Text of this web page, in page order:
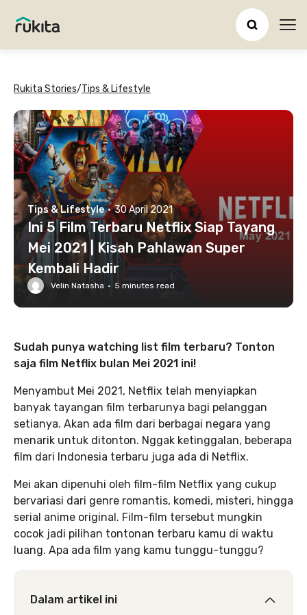
Rukita Stories/Tips & Lifestyle
Tips & Lifestyle · 30 April 2021
Ini 5 Film Terbaru Netflix Siap Tayang
Mei 2021 | Kisah Pahlawan Super
Kembali Hadir
Velin Natasha · 5 minutes read
Sudah punya watching list film terbaru? Tonton
saja film Netflix bulan Mei 2021 ini!
Menyambut Mei 2021, Netflix telah menyiapkan
banyak tayangan film terbarunya bagi pelanggan
setianya. Akan ada film dari berbagai negara yang
menarik untuk ditonton. Nggak ketinggalan, beberapa
film dari Indonesia terbaru juga ada di Netflix.
Mei akan dipenuhi oleh film-film Netflix yang cukup
bervariasi dari genre romantis, komedi, misteri, hingga
serial anime original. Film-film tersebut mungkin
cocok jadi pilihan tontonan terbaru kamu di waktu
luang. Apa ada film yang kamu tunggu-tunggu?
Dalam artikel ini